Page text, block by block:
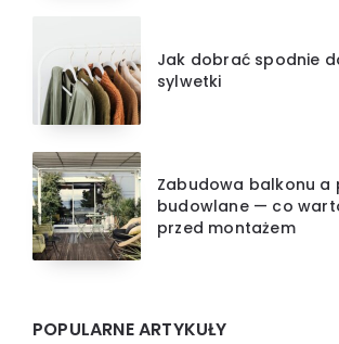
Jak dobrać spodnie
sylwetki
Zabudowa balkonu a
budowlane — co
przed montażem
POPULARNE ARTYKUŁY